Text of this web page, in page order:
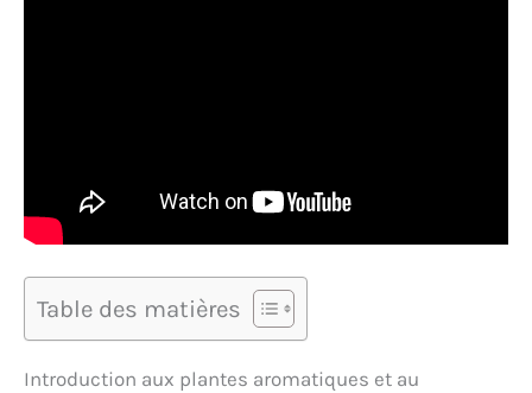
Table des matières
Introduction aux plantes aromatiques et au